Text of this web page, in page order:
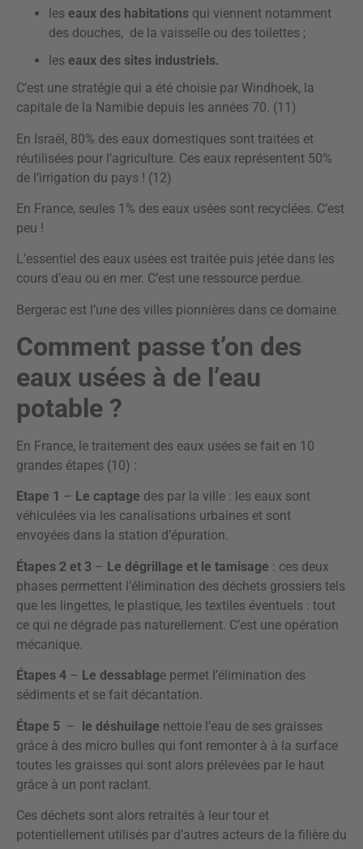
les eaux des habitations qui viennent notamment
des douches, de la vaisselle ou des toilettes ;
les eaux des sites industriels.
C’est une stratégie qui a été choisie par Windhoek, la
capitale de la Namibie depuis les années 70. (11)
En Israël, 80% des eaux domestiques sont traitées et
réutilisées pour l’agriculture. Ces eaux représentent 50%
de l’irrigation du pays ! (12)
En France, seules 1% des eaux usées sont recyclées. C’est
peu !
L’essentiel des eaux usées est traitée puis jetée dans les
cours d’eau ou en mer. C’est une ressource perdue.
Bergerac est l’une des villes pionnières dans ce domaine.
Comment passe t’on des
eaux usées à de l’eau
potable ?
En France, le traitement des eaux usées se fait en 10
grandes étapes (10) :
Etape 1 – Le captage des par la ville : les eaux sont
véhiculées via les canalisations urbaines et sont
envoyées dans la station d’épuration.
Étapes 2 et 3 – Le dégrillage et le tamisage : ces deux
phases permettent l’élimination des déchets grossiers tels
que les lingettes, le plastique, les textiles éventuels : tout
ce qui ne dégrade pas naturellement. C’est une opération
mécanique.
Étapes 4 – Le dessablage permet l’élimination des
sédiments et se fait décantation.
Étape 5 – le déshuilage nettoie l’eau de ses graisses
grâce à des micro bulles qui font remonter à à la surface
toutes les graisses qui sont alors prélevées par le haut
grâce à un pont raclant.
Ces déchets sont alors retraités à leur tour et
potentiellement utilisés par d’autres acteurs de la filière du